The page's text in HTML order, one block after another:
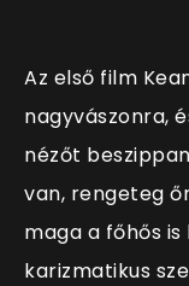
Az első film
nagyvászonra,
nézőt
van, rengeteg
maga a főhős
karizmatikus